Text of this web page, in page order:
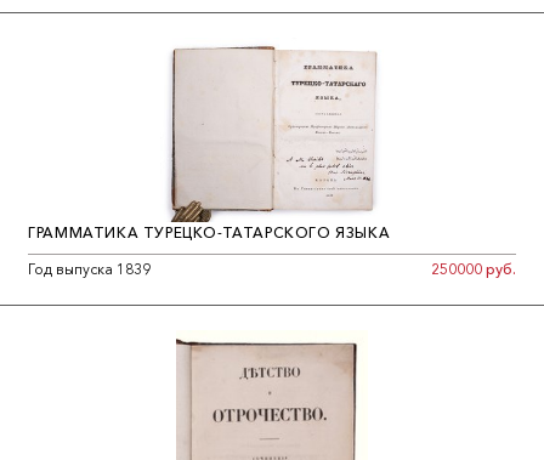
ГРАММАТИКА ТУРЕЦКО-ТАТАРСКОГО ЯЗЫКА
Год выпуска 1839
250000 руб.